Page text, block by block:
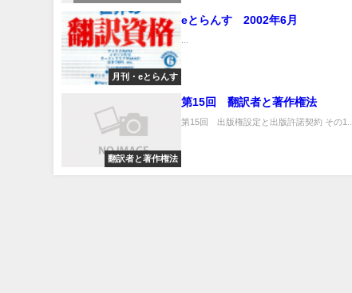
月刊・eとらんす
eとらんす 2002年6月
...
翻訳者と著作権法
第15回 翻訳者と著作権法
第15回 出版権設定と出版許諾契約 その1...